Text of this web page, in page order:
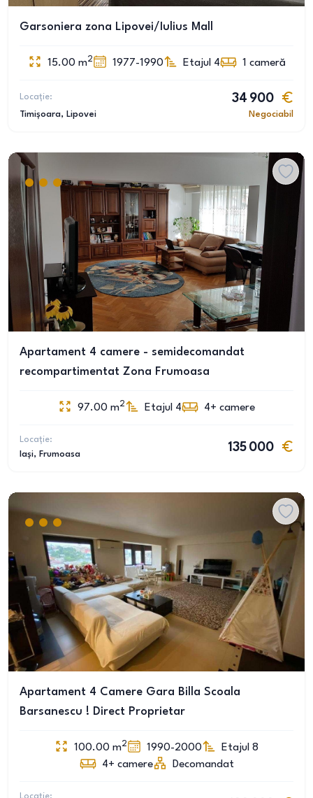
Garsoniera zona Lipovei/Iulius Mall
15.00 m2 1977-1990 Etajul 4 1 cameră
Locație:
Timișoara, Lipovei
34 900
Negociabil
Apartament 4 camere - semidecomandat
recompartimentat Zona Frumoasa
97.00 m2 Etajul 4 4+ camere
Locație:
Iași, Frumoasa
135 000
Apartament 4 Camere Gara Billa Scoala
Barsanescu ! Direct Proprietar
100.00 m2 1990-2000
Etajul 8
4+ camere Decomandat